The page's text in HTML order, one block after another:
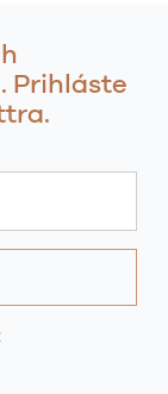
Prihláste